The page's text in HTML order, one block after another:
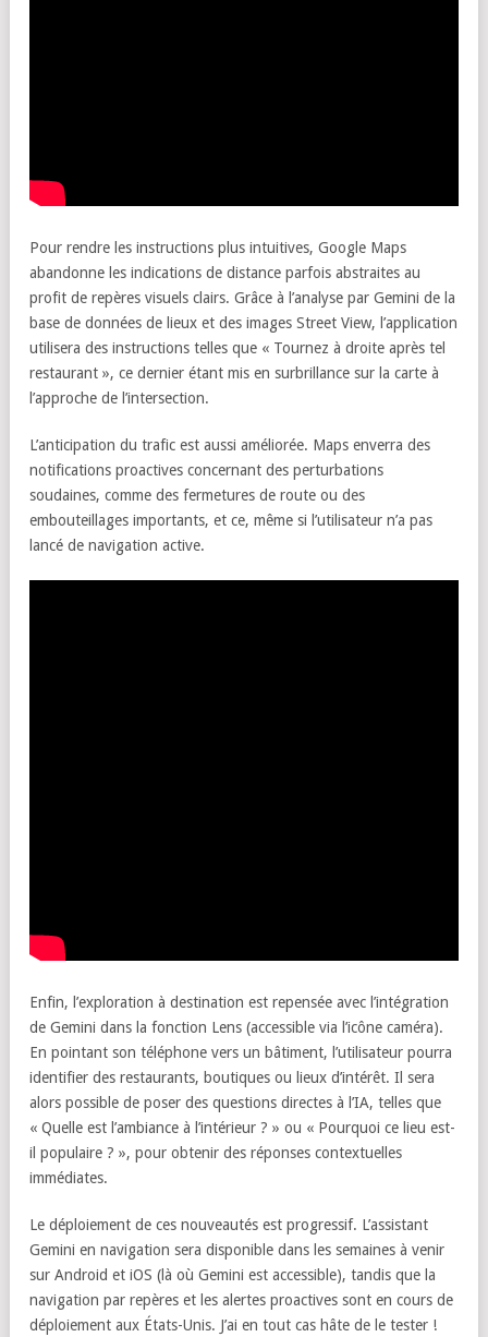
Pour rendre les instructions plus intuitives, Google Maps
abandonne les indications de distance parfois abstraites au
profit de repères visuels clairs. Grâce à l’analyse par Gemini de la
base de données de lieux et des images Street View, l’application
utilisera des instructions telles que « Tournez à droite après tel
restaurant », ce dernier étant mis en surbrillance sur la carte à
l’approche de l’intersection.
L’anticipation du trafic est aussi améliorée. Maps enverra des
notifications proactives concernant des perturbations
soudaines, comme des fermetures de route ou des
embouteillages importants, et ce, même si l’utilisateur n’a pas
lancé de navigation active.
Enfin, l’exploration à destination est repensée avec l’intégration
de Gemini dans la fonction Lens (accessible via l’icône caméra).
En pointant son téléphone vers un bâtiment, l’utilisateur pourra
identifier des restaurants, boutiques ou lieux d’intérêt. Il sera
alors possible de poser des questions directes à l’IA, telles que
« Quelle est l’ambiance à l’intérieur ? » ou « Pourquoi ce lieu est-
il populaire ? », pour obtenir des réponses contextuelles
immédiates.
Le déploiement de ces nouveautés est progressif. L’assistant
Gemini en navigation sera disponible dans les semaines à venir
sur Android et iOS (là où Gemini est accessible), tandis que la
navigation par repères et les alertes proactives sont en cours de
déploiement aux États-Unis. J’ai en tout cas hâte de le tester !